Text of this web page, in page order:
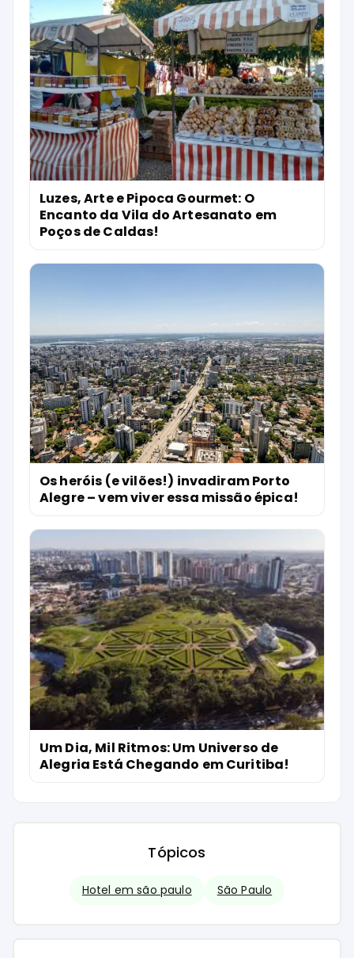
Luzes, Arte e Pipoca Gourmet: O
Encanto da Vila do Artesanato em
Poços de Caldas!
Os heróis (e vilões!) invadiram Porto
Alegre – vem viver essa missão épica!
Um Dia, Mil Ritmos: Um Universo de
Alegria Está Chegando em Curitiba!
Tópicos
Hotel em são paulo São Paulo